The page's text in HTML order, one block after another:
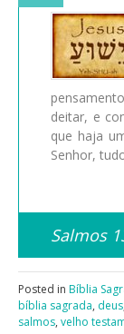
deitar, e
que haja
Senhor,
Salmos
Posted in Bíblia
bíblia sagrada, deus
salmos, velho